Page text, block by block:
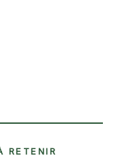
RETENIR